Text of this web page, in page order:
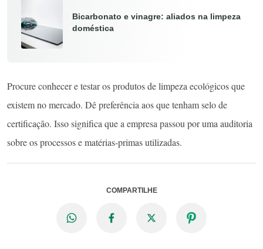
Bicarbonato e vinagre: aliados na limpeza
doméstica
Procure conhecer e testar os produtos de limpeza ecológicos que
existem no mercado. Dê preferência aos que tenham selo de
certificação. Isso significa que a empresa passou por uma auditoria
sobre os processos e matérias-primas utilizadas.
COMPARTILHE